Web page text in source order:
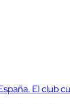
El club